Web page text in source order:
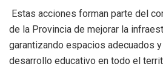
Estas acciones forman parte del
de la Provincia de mejorar la
garantizando espacios adecuados
desarrollo educativo en todo el